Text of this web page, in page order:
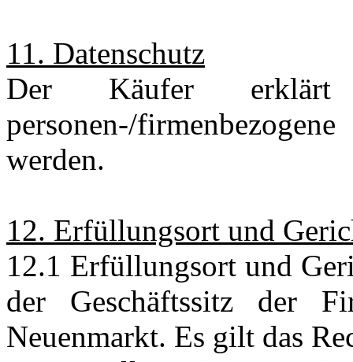
11. Datenschutz
Der Käufer erklärt
personen-/
werden.
12. Erfüllungsort und
12.1 Erfüllungsort und
der Geschäftssitz der
Neuenmarkt. Es gilt das